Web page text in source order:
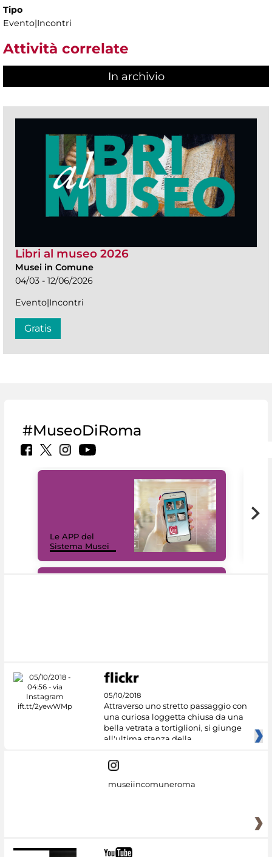
Tipo
Evento|Incontri
Attività correlate
In archivio
Libri al museo 2026
Musei in Comune
04/03 - 12/06/2026
Evento|Incontri
Gratis
#MuseoDiRoma
Le APP del
Sistema Musei
05/10/2018
Attraverso uno stretto passaggio con
una curiosa loggetta chiusa da una
bella vetrata a tortiglioni, si giunge
all'ultima stanza della
museiincomuneroma